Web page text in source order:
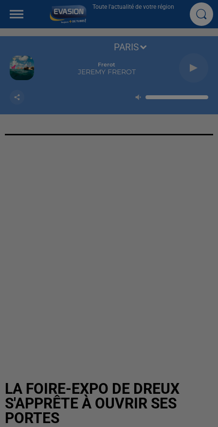
Toute l'actualité de votre région
Frerot
JEREMY FREROT
PARIS
LA FOIRE-EXPO DE DREUX
S'APPRÊTE À OUVRIR SES
PORTES